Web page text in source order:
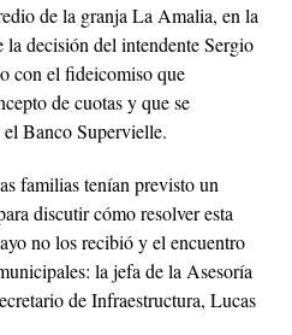
de la granja La Amalia, en la
decisión del intendente Sergio
con el fideicomiso que
de cuotas y que se
el Banco Supervielle.
familias tenían previsto un
discutir cómo resolver esta
no los recibió y el encuentro
la jefa de la Asesoría
de Infraestructura, Lucas